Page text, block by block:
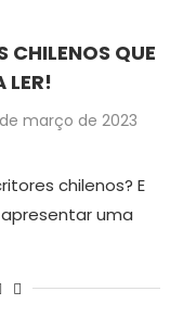
CHILENOS QUE
LER!
março de 2023
chilenos? E
uma